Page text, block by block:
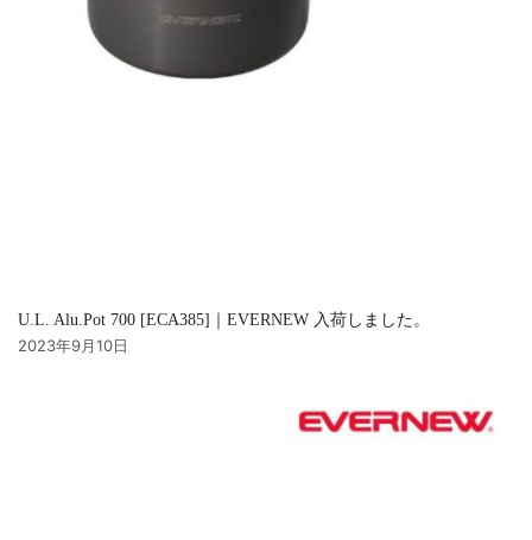
U.L. Alu.Pot 700 [ECA385]｜EVERNEW 入荷しました。
2023年9月10日